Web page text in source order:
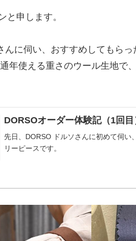
と申します。
に伺い、おすすめしてもらっ
年使える重さのウール生地で
DORSOオーダー体験記（1回目
先日、DORSO ドルソさんに初めて伺い
リーピースです。